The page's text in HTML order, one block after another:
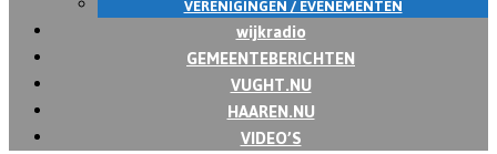
wijkradio
GEMEENTEBERICHTEN
VUGHT.NU
HAAREN.NU
VIDEO’S